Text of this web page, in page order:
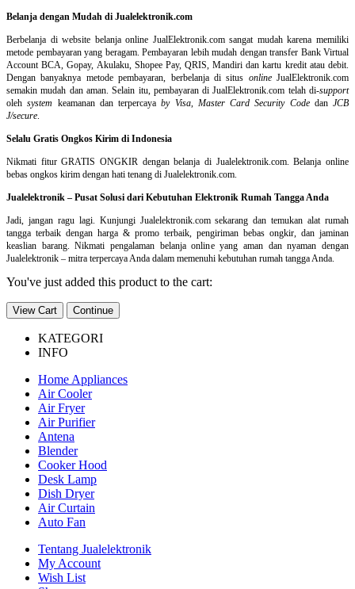
Belanja dengan Mudah di Jualelektronik.com
Berbelanja diwebsite belanja online JualElektronik.com sangat mudah karena memiliki
metode pembayaran yang beragam. Pembayaran lebih mudah dengan transfer Bank Virtual
Account BCA, Gopay, Akulaku, Shopee Pay, QRIS, Mandiri dan kartu kredit atau debit.
Dengan banyaknya metode pembayaran, berbelanja di situs onlineJualElektronik.com
semakin mudah dan aman. Selain itu, pembayaran di JualElektronik.com telah di-support
olehsystem keamanan dan terpercayaby Visa, Master Card Security Codedan JCB
J/secure.
Selalu Gratis Ongkos Kirim di Indonesia
Nikmati fitur GRATIS ONGKIR dengan belanja di Jualelektronik.com. Belanja online
bebas ongkos kirim dengan hati tenang di Jualelektronik.com.
Jualelektronik – Pusat Solusi dari Kebutuhan Elektronik Rumah Tangga Anda
Jadi, jangan ragu lagi. Kunjungi Jualelektronik.com sekarang dan temukan alat rumah
tangga terbaik dengan harga & promo terbaik, pengiriman bebas ongkir, dan jaminan
keaslian barang. Nikmati pengalaman belanja online yang aman dan nyaman dengan
Jualelektronik – mitra terpercaya Anda dalam memenuhi kebutuhan rumah tangga Anda.
You've just added this product to the cart:
View Cart Continue
KATEGORI
INFO
Home Appliances
Air Cooler
Air Fryer
Air Purifier
Antena
Blender
Cooker Hood
Desk Lamp
Dish Dryer
Air Curtain
Auto Fan
Tentang Jualelektronik
My Account
Wish List